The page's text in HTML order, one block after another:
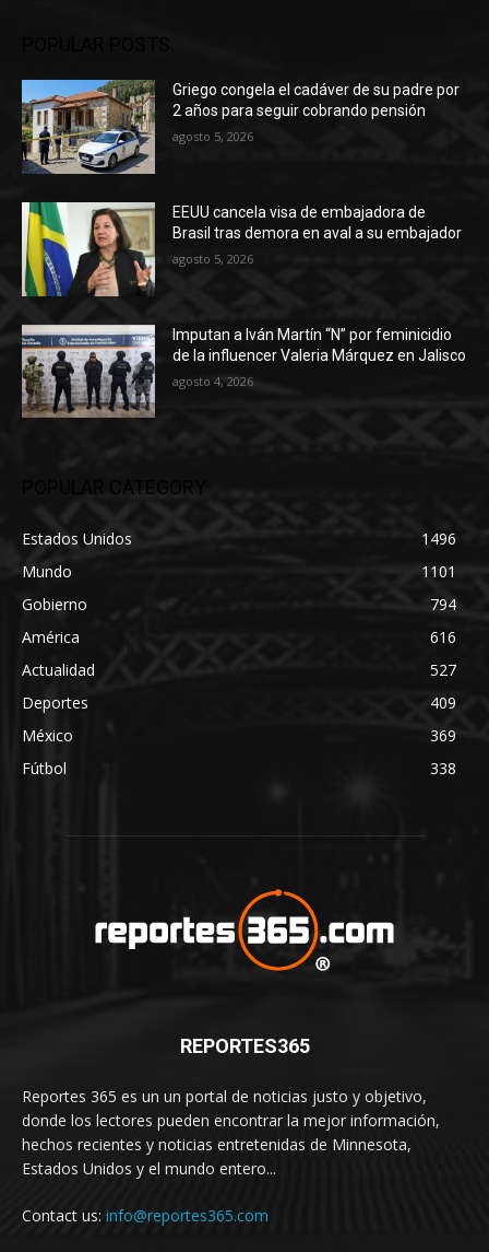
Griego congela el cadáver de su padre por
2 años para seguir cobrando pensión
agosto 5, 2026
EEUU cancela visa de embajadora de
Brasil tras demora en aval a su embajador
agosto 5, 2026
Imputan a Iván Martín “N” por feminicidio
de la influencer Valeria Márquez en Jalisco
agosto 4, 2026
POPULAR CATEGORY
Estados Unidos
1496
Mundo
1101
Gobierno
794
América
616
Actualidad
527
Deportes
409
México
369
Fútbol
338
REPORTES365
Reportes 365 es un un portal de noticias justo y objetivo,
donde los lectores pueden encontrar la mejor información,
hechos recientes y noticias entretenidas de Minnesota,
Estados Unidos y el mundo entero...
Contact us: info@reportes365.com